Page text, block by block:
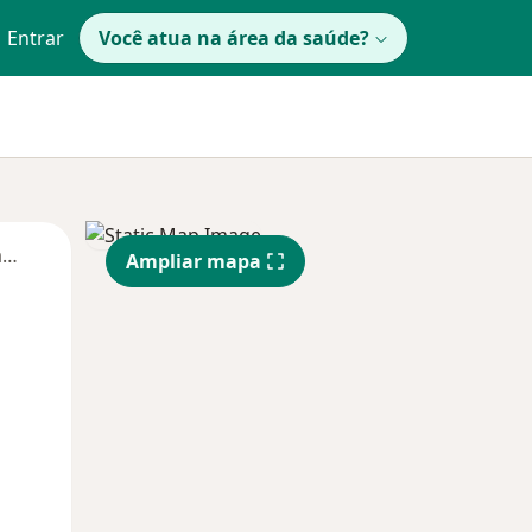
Entrar Você atua na área da saúde?
Segunda-feira Qua
12 Ago
Qui,
13 Ago
Ampliar mapa